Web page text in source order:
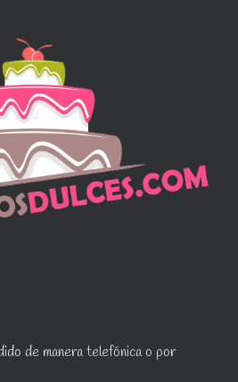
de manera telefónica o por